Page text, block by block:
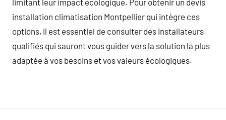
installation climatisation Montpellier qui intègre ces
options, il est essentiel de consulter des installateurs
qualifiés qui sauront vous guider vers la solution la plus
adaptée à vos besoins et vos valeurs écologiques.